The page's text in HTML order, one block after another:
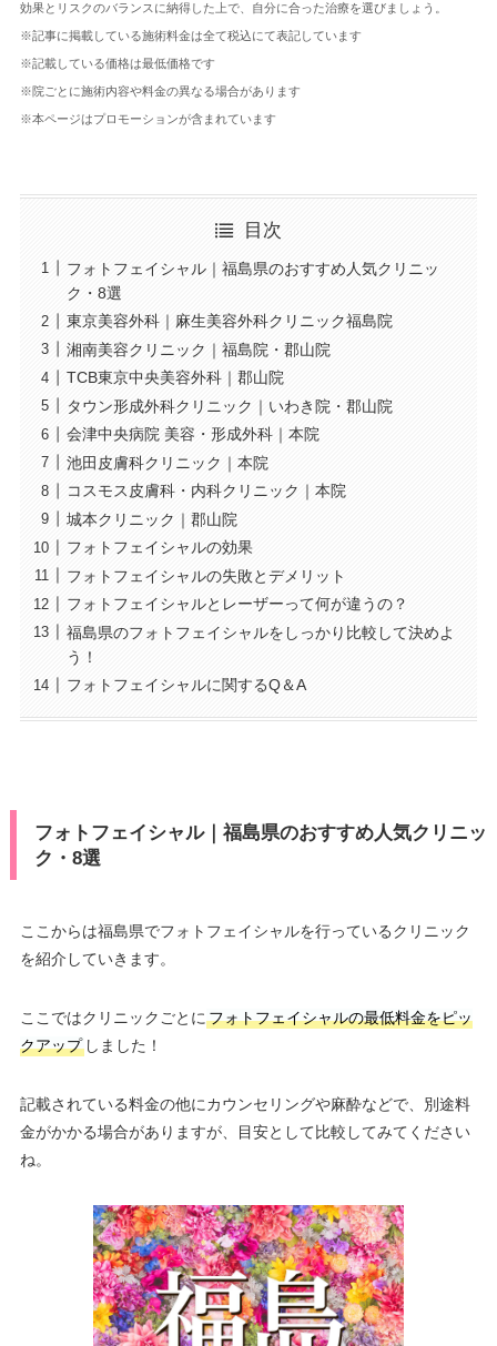
効果とリスクのバランスに納得した上で、自分に合った治療を選びましょう。
※記事に掲載している施術料金は全て税込にて表記しています
※記載している価格は最低価格です
※院ごとに施術内容や料金の異なる場合があります
※本ページはプロモーションが含まれています
目次
フォトフェイシャル｜福島県のおすすめ人気クリニッ
ク・8選
東京美容外科｜麻生美容外科クリニック福島院
湘南美容クリニック｜福島院・郡山院
TCB東京中央美容外科｜郡山院
タウン形成外科クリニック｜いわき院・郡山院
会津中央病院 美容・形成外科｜本院
池田皮膚科クリニック｜本院
コスモス皮膚科・内科クリニック｜本院
城本クリニック｜郡山院
フォトフェイシャルの効果
フォトフェイシャルの失敗とデメリット
フォトフェイシャルとレーザーって何が違うの？
福島県のフォトフェイシャルをしっかり比較して決めよ
う！
フォトフェイシャルに関するQ＆A
フォトフェイシャル｜福島県のおすすめ人気クリニッ
ク・8選
ここからは福島県でフォトフェイシャルを行っているクリニック
を紹介していきます。
ここではクリニックごとに フォトフェイシャルの最低料金をピッ
クアップしました！
記載されている料金の他にカウンセリングや麻酔などで、別途料
金がかかる場合がありますが、目安として比較してみてください
ね。